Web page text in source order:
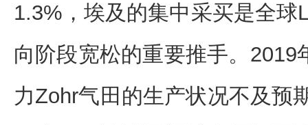
1.3%，埃及的集中采买是全
向阶段宽松的重要推手。
力Zohr气田的生产状况不及预